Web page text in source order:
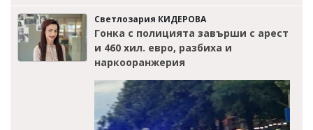
Светлозария КИДЕРОВА
Гонка с полицията завърши с арест
и 460 хил. евро, разбиха и
наркооранжерия